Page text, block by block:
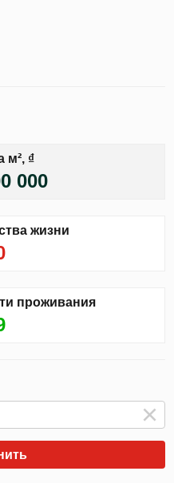
м², ₫
000
жизни
проживания